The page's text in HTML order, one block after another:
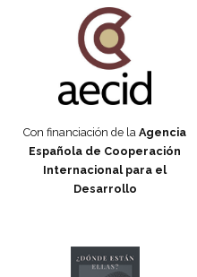
Con financiación de la Agencia
Española de Cooperación
Internacional para el
Desarrollo